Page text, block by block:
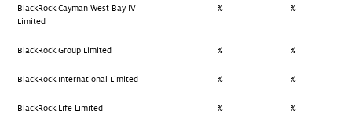
BlackRock Cayman West Bay IV
Limited
% %
BlackRock Group Limited % %
BlackRock International Limited % %
BlackRock Life Limited % %